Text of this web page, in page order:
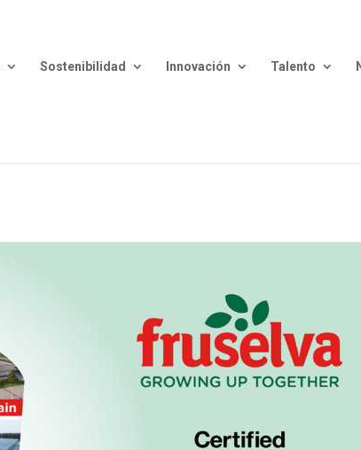
Sostenibilidad Innovación Talento